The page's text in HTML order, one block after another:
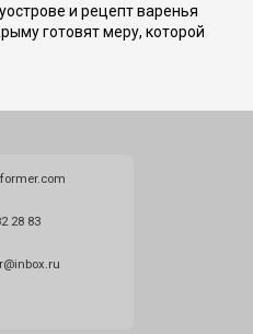
и рецепт варенья
готовят меру, которой
28 83